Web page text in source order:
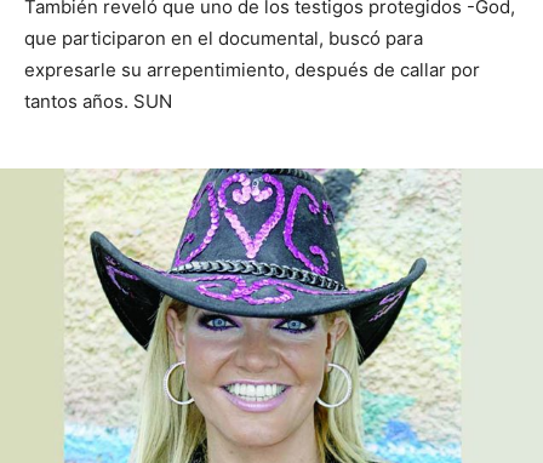
También reveló que uno de los testigos protegidos -God,
que participaron en el documental, buscó para
expresarle su arrepentimiento, después de callar por
tantos años. SUN